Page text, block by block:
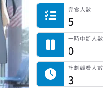
完食人數
5
一時中斷人數
0
計劃觀看人數
3